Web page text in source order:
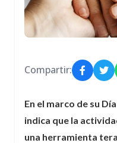
Compartir:
En el marco de su
indica que la
una herramienta